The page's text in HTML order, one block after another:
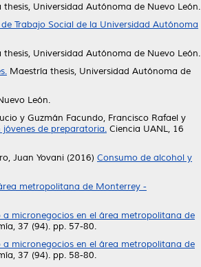
thesis, Universidad Autónoma de Nuevo León.
Trabajo Social de la Universidad Autónoma
thesis, Universidad Autónoma de Nuevo León.
Maestría thesis, Universidad Autónoma de
León.
y Guzmán Facundo, Francisco Rafael y
de preparatoria. Ciencia UANL, 16
Juan Yovani (2016) Consumo de alcohol y
metropolitana de Monterrey -
micronegocios en el área metropolitana de
37 (94). pp. 57-80.
micronegocios en el área metropolitana de
37 (94). pp. 58-80.